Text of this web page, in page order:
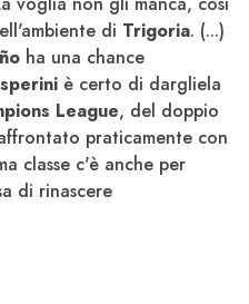
di Trigoria. (...)
ha una chance
è certo di dargliela
League, del doppio
praticamente con
classe c'è anche per
di rinascere